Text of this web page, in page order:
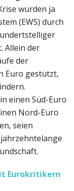
wurden ja
(EWS) durch
Allein der
der
Euro gestützt,
einen Süd-Euro
Nord-Euro
seien
Eurokritikern